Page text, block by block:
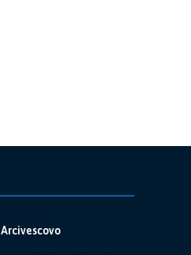
Arcivescovo